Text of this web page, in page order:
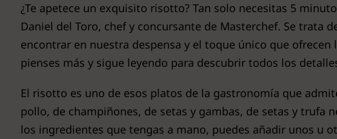
¿Te apetece un exquisito risotto? Tan solo necesitas 5
Daniel del Toro, chef y concursante de Masterchef. Se trata
encontrar en nuestra despensa y el toque único que ofrecen
pienses más y sigue leyendo para descubrir todos los
El risotto es uno de esos platos de la gastronomía que
pollo, de champiñones, de setas y gambas, de setas y
los ingredientes que tengas a mano, puedes añadir unos u